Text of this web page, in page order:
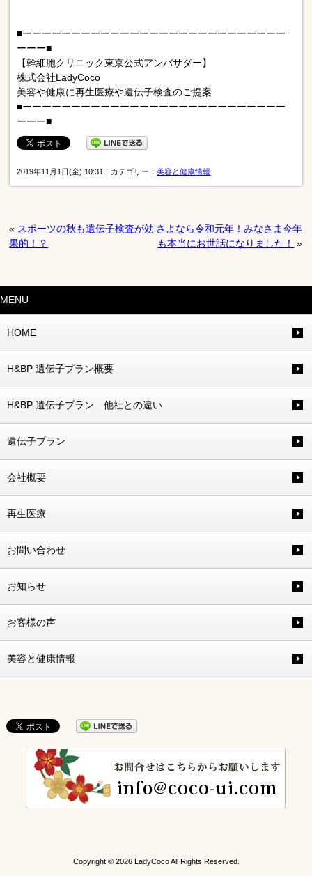
■ーーーーーーーーーーーーーーーーーーーーーーーーーーー
ーーー■
【幹細胞クリニック東京公式アンバサダー】
株式会社LadyCoco
美容や健康に再生医療や遺伝子検査のご提案
■ーーーーーーーーーーーーーーーーーーーーーーーーーーー
ーーー■
2019年11月1日(金) 10:31｜カテゴリー：美容と健康情報
« スポーツの秋も遺伝子検査が効
果的！？
さよなら令和元年！みなさま今年
も本当にお世話になりました！
»
MENU
HOME
H&BP 遺伝子プラン概要
H&BP 遺伝子プラン 他社との違い
遺伝子プラン
会社概要
再生医療
お問い合わせ
お知らせ
お客様の声
美容と健康情報
Copyright © 2026 LadyCoco All Rights Reserved.